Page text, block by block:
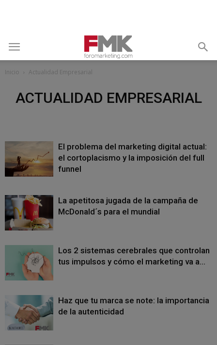
Inicio Actualidad Empresarial
ACTUALIDAD EMPRESARIAL
El problema del marketing digital actual:
el cortoplacismo y la imposición del full
funnel
La apetitosa jugada de la campaña de
McDonald´s para el mundial
Los 2 sistemas cerebrales que controlan
tus impulsos y cómo el marketing va a...
Haz que tu marca se note: la importancia
de la autenticidad